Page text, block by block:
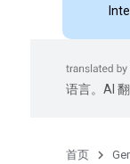
语言。AI
首页